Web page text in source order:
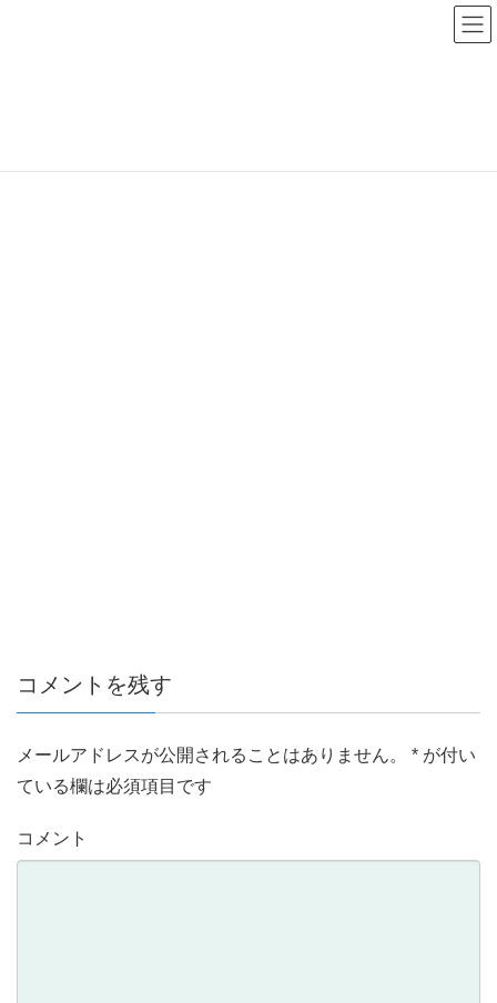
コメントを残す
メールアドレスが公開されることはありません。 * が付い
ている欄は必須項目です
コメント